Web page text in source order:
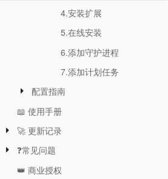
4.安装扩展
5.在线安装
6.添加守护进程
7.添加计划任务
配置指南
📖 使用手册
🚀 更新记录
❓常见问题
👑 商业授权